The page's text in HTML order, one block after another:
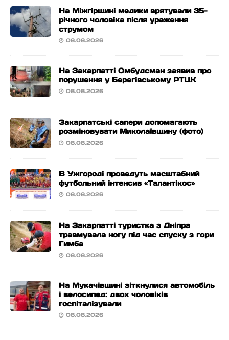
На Міжгірщині медики врятували 35-
річного чоловіка після ураження
струмом
08.08.2026
На Закарпатті Омбудсман заявив про
порушення у Берегівському РТЦК
08.08.2026
Закарпатські сапери допомагають
розміновувати Миколаївщину (фото)
08.08.2026
В Ужгороді проведуть масштабний
футбольний інтенсив «Талантікос»
08.08.2026
На Закарпатті туристка з Дніпра
травмувала ногу під час спуску з гори
Гимба
08.08.2026
На Мукачівщині зіткнулися автомобіль
і велосипед: двох чоловіків
госпіталізували
08.08.2026